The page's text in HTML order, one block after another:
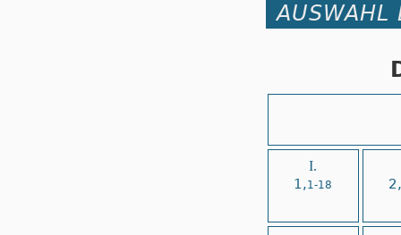
AUSWAHL
I.
1,1-18 2,